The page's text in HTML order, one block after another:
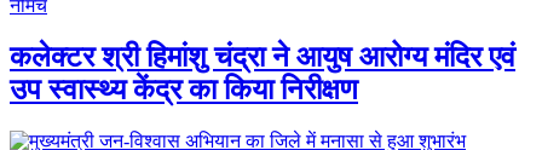
नीमच
कलेक्टर श्री हिमांशु चंद्रा ने आयुष आरोग्य मंदिर एवं
उप स्वास्थ्य केंद्र का किया निरीक्षण